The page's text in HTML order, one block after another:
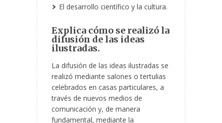
El desarrollo científico y la cultura.
Explica cómo se realizó la
difusión de las ideas
ilustradas.
La difusión de las ideas ilustradas se
realizó mediante salones o tertulias
celebrados en casas particulares, a
través de nuevos medios de
comunicación y, de manera
fundamental, mediante la